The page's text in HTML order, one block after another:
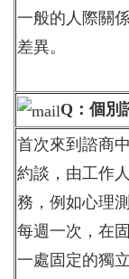
一般的人際關
差異。
Q：個別
首次來到諮商
約談，由工作
務，例如心理
每週一次，在
一處固定的獨